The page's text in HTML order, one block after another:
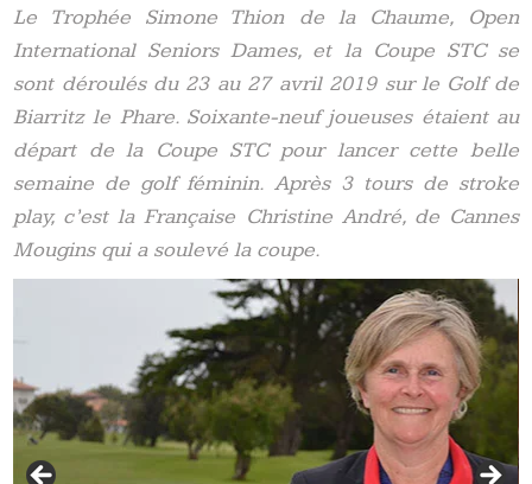
Le Trophée Simone Thion de la Chaume, Open
International Seniors Dames, et la Coupe STC se
sont déroulés du 23 au 27 avril 2019 sur le Golf de
Biarritz le Phare. Soixante-neuf joueuses étaient au
départ de la Coupe STC pour lancer cette belle
semaine de golf féminin. Après 3 tours de stroke
play, c’est la Française Christine André, de Cannes
Mougins qui a soulevé la coupe.